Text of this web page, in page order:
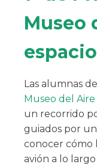
Museo
espacio
Las alumnas de
Museo del
un recorrido
guiados por
conocer cómo
avión a lo